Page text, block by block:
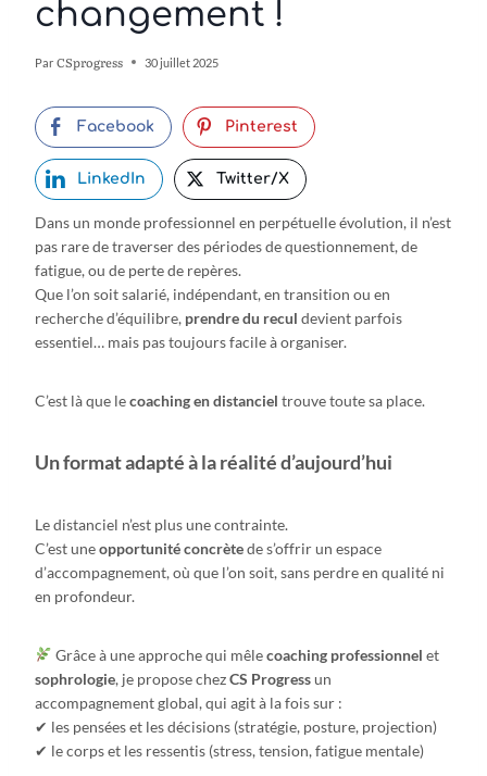
changement !
Par CSprogress 30 juillet 2025
Facebook Pinterest
LinkedIn Twitter/X
Dans un monde professionnel en perpétuelle évolution, il n’est
pas rare de traverser des périodes de questionnement, de
fatigue, ou de perte de repères.
Que l’on soit salarié, indépendant, en transition ou en
recherche d’équilibre, prendre du recul devient parfois
essentiel… mais pas toujours facile à organiser.
C’est là que lecoaching en distanciel trouve toute sa place.
Un format adapté à la réalité d’aujourd’hui
Le distanciel n’est plus une contrainte.
C’est uneopportunité concrètede s’offrir un espace
d’accompagnement, où que l’on soit, sans perdre en qualité ni
en profondeur.
Grâce à une approche qui mêlecoaching professionnel et
sophrologie, je propose chezCS Progressun
accompagnement global, qui agit à la fois sur :
✔ les pensées et les décisions (stratégie, posture, projection)
✔ le corps et les ressentis (stress, tension, fatigue mentale)